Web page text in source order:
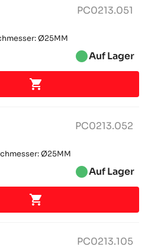
PC0213.051
Ø25MM
brightness_1Auf Lager

PC0213.052
Ø25MM
brightness_1Auf Lager

PC0213.105